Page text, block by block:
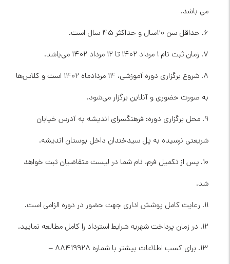
می باشد.
6. حداقل سن 20سال و حداکثر 45 سال است.
7. زمان ثبت نام 1 مرداد 1402 تا 12 مرداد 1402 می‌باشد.
8. شروع برگزاری دوره آموزشی، 14 مردادماه 1402 است و کلاس‌ها
به صورت حضوری و آنلاین برگزار می‌شود.
9. محل برگزاری دوره: فرهنگسرای اندیشه به آدرس خیابان
شریعتی نرسیده به پل سیدخندان داخل بوستان اندیشه.
10. پس از تکمیل فرم، نام شما در لیست متقاضیان ثبت خواهد
شد.
11. رعایت کامل پوشش اداری جهت حضور در دوره الزامی است.
12. در زمان پرداخت شهریه شرایط استرداد را کامل مطالعه نمایید.
13. برای کسب اطلاعات بیشتر با شماره 88419928 –